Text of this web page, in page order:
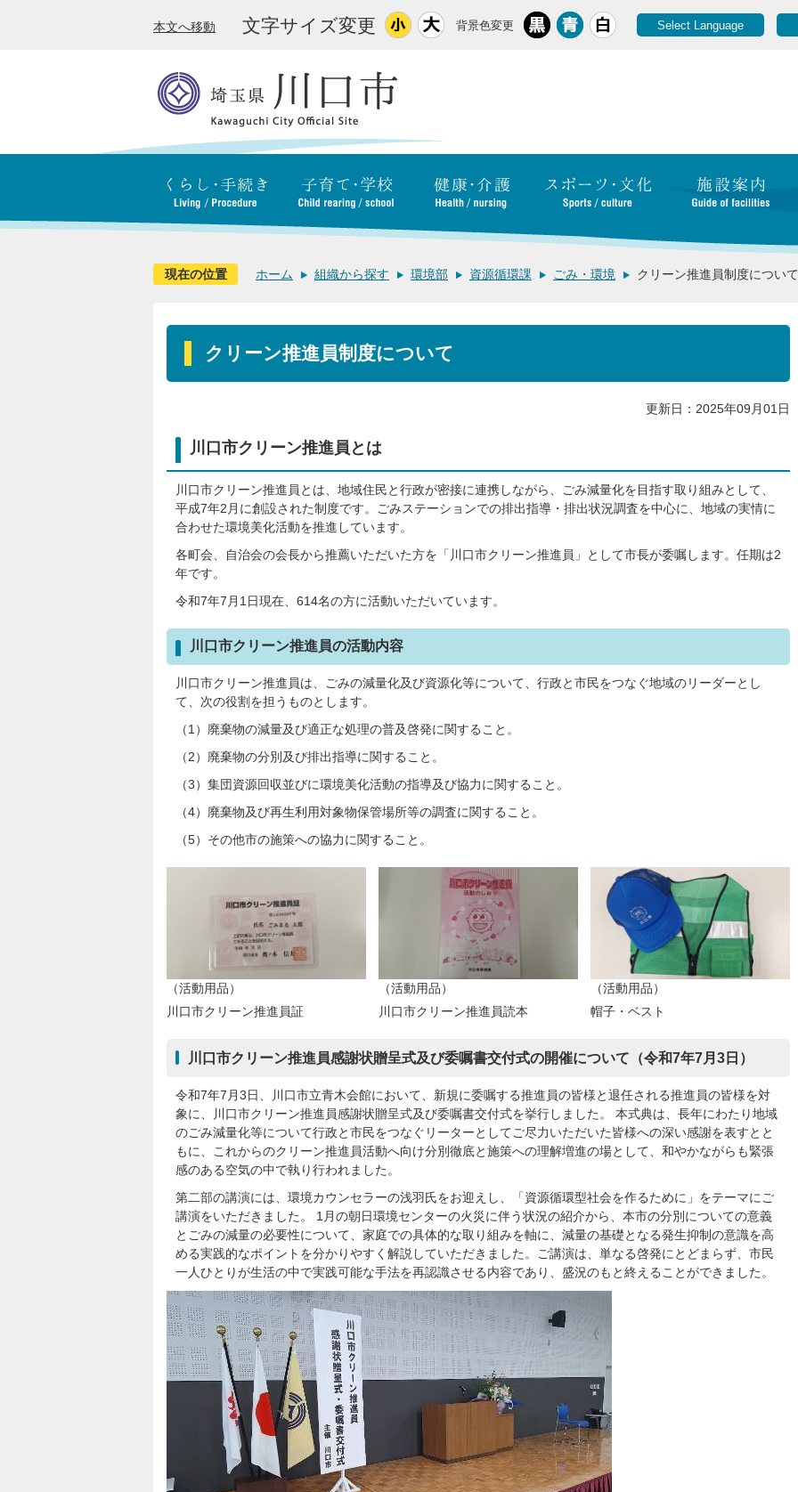
本文へ移動 文字サイズ変更 背景色変更 Select Language
現在の位置 ホーム 組織から探す 環境部 資源循環課 ごみ・環境 クリーン推進員制度について
クリーン推進員制度について
更新日：2025年09月01日
川口市クリーン推進員とは
川口市クリーン推進員とは、地域住民と行政が密接に連携しながら、ごみ減量化を目指す取り組みとして、
平成7年2月に創設された制度です。ごみステーションでの排出指導・排出状況調査を中心に、地域の実情に
合わせた環境美化活動を推進しています。
各町会、自治会の会長から推薦いただいた方を「川口市クリーン推進員」として市長が委嘱します。任期は2
年です。
令和7年7月1日現在、614名の方に活動いただいています。
川口市クリーン推進員の活動内容
川口市クリーン推進員は、ごみの減量化及び資源化等について、行政と市民をつなぐ地域のリーダーとし
て、次の役割を担うものとします。
（1）廃棄物の減量及び適正な処理の普及啓発に関すること。
（2）廃棄物の分別及び排出指導に関すること。
（3）集団資源回収並びに環境美化活動の指導及び協力に関すること。
（4）廃棄物及び再生利用対象物保管場所等の調査に関すること。
（5）その他市の施策への協力に関すること。
（活動用品）
川口市クリーン推進員証
（活動用品）
川口市クリーン推進員読本
（活動用品）
帽子・ベスト
川口市クリーン推進員感謝状贈呈式及び委嘱書交付式の開催について（令和7年7月3日）
令和7年7月3日、川口市立青木会館において、新規に委嘱する推進員の皆様と退任される推進員の皆様を対
象に、川口市クリーン推進員感謝状贈呈式及び委嘱書交付式を挙行しました。 本式典は、長年にわたり地域
のごみ減量化等について行政と市民をつなぐリーターとしてご尽力いただいた皆様への深い感謝を表すとと
もに、これからのクリーン推進員活動へ向け分別徹底と施策への理解増進の場として、和やかながらも緊張
感のある空気の中で執り行われました。
第二部の講演には、環境カウンセラーの浅羽氏をお迎えし、「資源循環型社会を作るために」をテーマにご
講演をいただきました。 1月の朝日環境センターの火災に伴う状況の紹介から、本市の分別についての意義
とごみの減量の必要性について、家庭での具体的な取り組みを軸に、減量の基礎となる発生抑制の意識を高
める実践的なポイントを分かりやすく解説していただきました。ご講演は、単なる啓発にとどまらず、市民
一人ひとりが生活の中で実践可能な手法を再認識させる内容であり、盛況のもと終えることができました。